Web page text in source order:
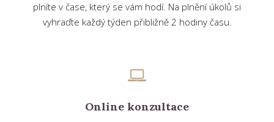
plníte v čase, který se vám hodí. Na plnění úkolů si
vyhraďte každý týden přibližně 2 hodiny času.
Online konzultace